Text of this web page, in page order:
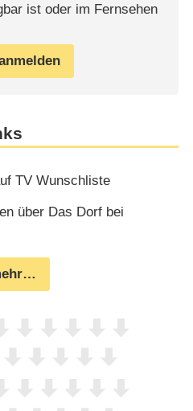
ist oder im Fernsehen
TV Wunschliste
über Das Dorf bei